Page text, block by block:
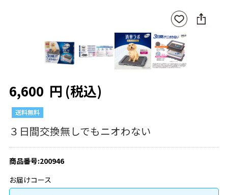
お気
に入
りに
登録
SNS
に
6,600 円 (税込)
３日間交換無しでもニオわない
商品番号:200946
お届けコース